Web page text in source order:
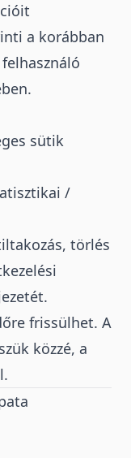
a korábban
sütik
/
törlés
frissülhet. A
közzé, a